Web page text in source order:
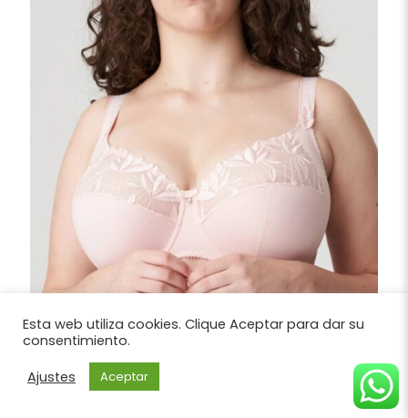
Sujetador Copa Entera Tallas Grandes PrimaDonna
Colección Orlando Rosa Claro Ref: 0163155
Esta web utiliza cookies. Clique Aceptar para dar su
consentimiento.
Ajustes
Aceptar